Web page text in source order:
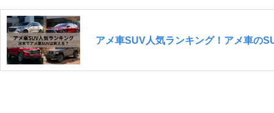
アメ車SUV人気ランキング！アメ車の